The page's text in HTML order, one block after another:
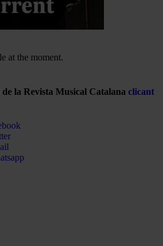
at the moment.
de la Revista Musical Catalana clicant